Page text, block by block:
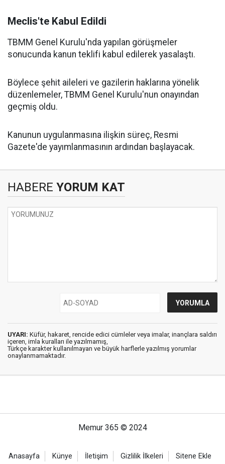
Meclis'te Kabul Edildi
TBMM Genel Kurulu'nda yapılan görüşmeler
sonucunda kanun teklifi kabul edilerek yasalaştı.
Böylece şehit aileleri ve gazilerin haklarına yönelik
düzenlemeler, TBMM Genel Kurulu'nun onayından
geçmiş oldu.
Kanunun uygulanmasına ilişkin süreç, Resmi
Gazete'de yayımlanmasının ardından başlayacak.
HABERE YORUM KAT
UYARI: Küfür, hakaret, rencide edici cümleler veya imalar, inançlara saldırı
içeren, imla kuralları ile yazılmamış,
Türkçe karakter kullanılmayan ve büyük harflerle yazılmış yorumlar
onaylanmamaktadır.
Memur 365 © 2024
Anasayfa Künye İletişim Gizlilik İlkeleri Sitene Ekle